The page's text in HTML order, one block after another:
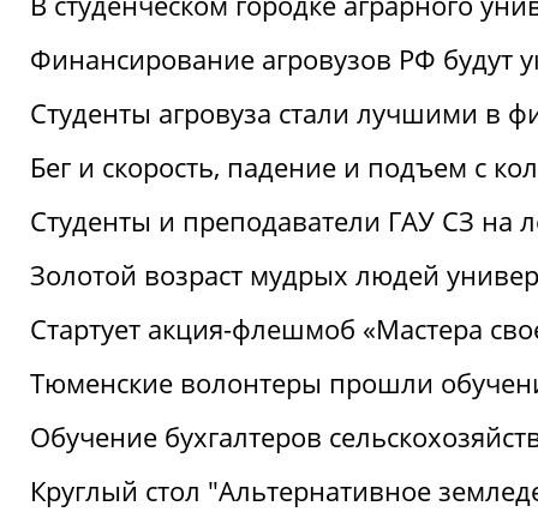
Финансирование агровузов РФ будут
Студенты агровуза стали лучшими в
Бег и скорость, падение и подъем с
Студенты и преподаватели ГАУ СЗ
Золотой возраст мудрых людей
Стартует акция-флешмоб «Мастера
Тюменские волонтеры прошли
Обучение бухгалтеров
Круглый стол "Альтернативное